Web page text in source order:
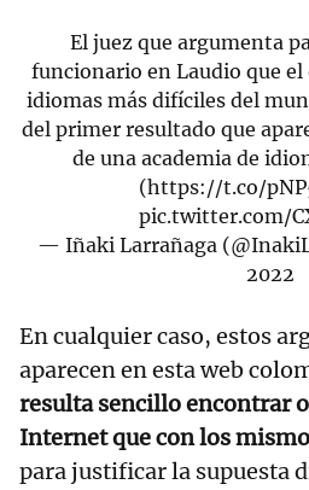
El juez que argumenta
funcionario en Laudio que el
idiomas más difíciles del
del primer resultado que
de una academia de
(https://t.co/
pic.twitter.com/
— Iñaki Larrañaga
2022
En cualquier caso, estos
aparecen en esta web
resulta sencillo encontrar
Internet que con los
para justificar la supuesta